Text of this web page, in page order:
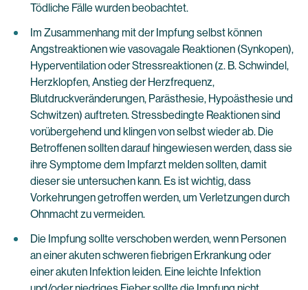
Tödliche Fälle wurden beobachtet.
Im Zusammenhang mit der Impfung selbst können
Angstreaktionen wie vasovagale Reaktionen (Synkopen),
Hyperventilation oder Stressreaktionen (z. B. Schwindel,
Herzklopfen, Anstieg der Herzfrequenz,
Blutdruckveränderungen, Parästhesie, Hypoästhesie und
Schwitzen) auftreten. Stressbedingte Reaktionen sind
vorübergehend und klingen von selbst wieder ab. Die
Betroffenen sollten darauf hingewiesen werden, dass sie
ihre Symptome dem Impfarzt melden sollten, damit
dieser sie untersuchen kann. Es ist wichtig, dass
Vorkehrungen getroffen werden, um Verletzungen durch
Ohnmacht zu vermeiden.
Die Impfung sollte verschoben werden, wenn Personen
an einer akuten schweren fiebrigen Erkrankung oder
einer akuten Infektion leiden. Eine leichte Infektion